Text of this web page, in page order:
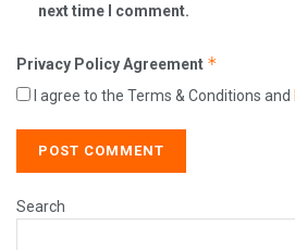
next time I comment.
Privacy Policy Agreement *
I agree to the Terms & Conditions and
Search